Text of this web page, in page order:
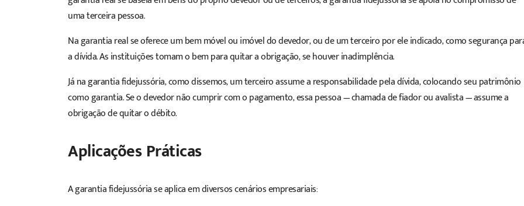
uma terceira pessoa.
Na garantia real se oferece um bem móvel ou imóvel do devedor, ou de um terceiro por ele indicado, como segurança
a dívida. As instituições tomam o bem para quitar a obrigação, se houver inadimplência.
Já na garantia fidejussória, como dissemos, um terceiro assume a responsabilidade pela dívida, colocando seu patrimônio
como garantia. Se o devedor não cumprir com o pagamento, essa pessoa — chamada de fiador ou avalista — assume a
obrigação de quitar o débito.
Aplicações Práticas
A garantia fidejussória se aplica em diversos cenários empresariais:​